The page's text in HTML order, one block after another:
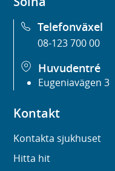
Telefonväxel
08-123 700 00
Huvudentré
Eugeniavägen 3
Kontakt
Kontakta sjukhuset
Hitta hit